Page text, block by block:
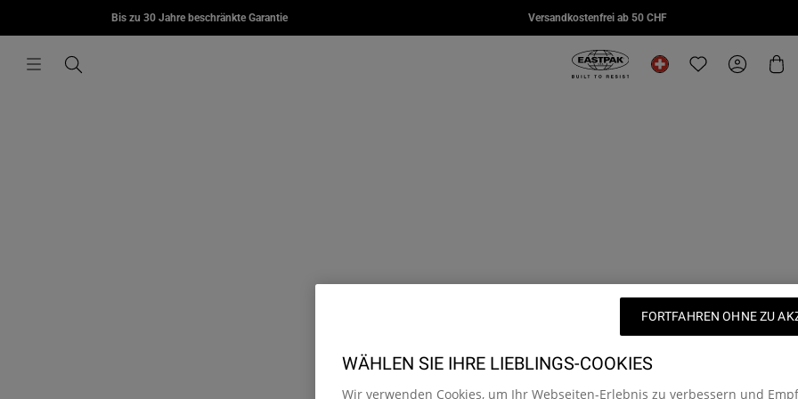
Zum Inhalt springenBis zu 30 Jahre beschränkte Garantie Versandkostenfrei ab 50 CHF
Menü Suchen Eastpak, zur Startseite von
Standort ändern
CHF 95.00 CHF 109.00
WÄHLEN SIE IHRE LIEBLINGS-COOKIES
Wir verwenden Cookies, um Ihr Webseiten-Erlebnis zu verbessern und
FORTFAHREN OHNE ZU